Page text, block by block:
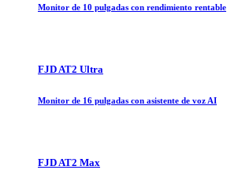
Monitor de 10 pulgadas con rendimiento rentable
FJD AT2 Ultra
Monitor de 16 pulgadas con asistente de voz AI
FJD AT2 Max